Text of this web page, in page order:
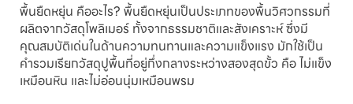
พื้นยืดหยุ่น คืออะไร? พื้นยืดหยุ่นเป็นประเภทของพื้นวิศวกรรมที่
ผลิตจากวัสดุโพลิเมอร์ ทั้งจากธรรมชาติและสังเคราะห์ ซึ่งมี
คุณสมบัติเด่นในด้านความทนทานและความแข็งแรง มักใช้เป็น
คำรวมเรียกวัสดุปูพื้นที่อยู่กึ่งกลางระหว่างสองสุดขั้ว คือ ไม่แข็ง
เหมือนหิน และไม่อ่อนนุ่มเหมือนพรม